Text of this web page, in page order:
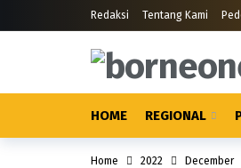
Redaksi Tentang Kami
HOME REGIONAL
Home 2022 December